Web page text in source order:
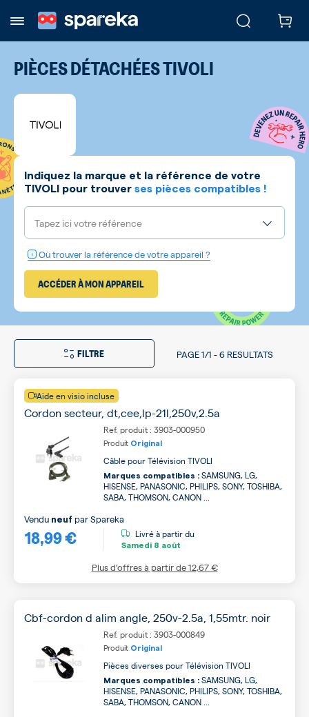
PIÈCES DÉTACHÉESTIVOLI
Indiquez la marque et la référence de votre
TIVOLI pour trouver ses pièces compatibles !
Tapez ici votre référence
Où trouver la référence de votre appareil ?
ACCÉDER À MON APPAREIL
FILTRE PAGE1/1 -6 RESULTATS
Aide en visio incluse
Cordon secteur, dt,cee,lp-21l,250v,2.5a
Ref. produit : 3903-000950
Produit Original
Câble pour Télévision TIVOLI
Marques compatibles : SAMSUNG, LG,
HISENSE, PANASONIC, PHILIPS, SONY, TOSHIBA,
SABA, THOMSON, CANON ...
18,99 €
Vendu neuf parSpareka
Livré à partir du
Samedi 8 août
Plus d’offres à partir de12,67 €
Cbf-cordon d alim angle, 250v-2.5a, 1,55mtr. noir
Ref. produit : 3903-000849
Produit Original
Pièces diverses pour Télévision TIVOLI
Marques compatibles : SAMSUNG, LG,
HISENSE, PANASONIC, PHILIPS, SONY, TOSHIBA,
SABA, THOMSON, CANON ...